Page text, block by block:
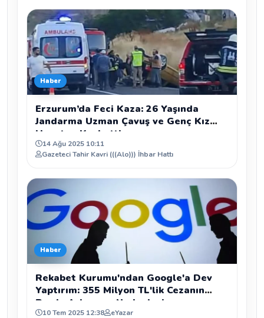
Haber
Erzurum’da Feci Kaza: 26 Yaşında
Jandarma Uzman Çavuş ve Genç Kız
Hayatını Kaybetti
14 Ağu 2025 10:11
Gazeteci Tahir Kavri (((Alo))) İhbar Hattı
Haber
Rekabet Kurumu'ndan Google'a Dev
Yaptırım: 355 Milyon TL'lik Cezanın
Perde Arkası ve Nedenleri
10 Tem 2025 12:38 eYazar